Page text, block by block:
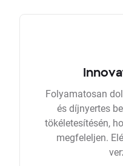
Folyamatosan
és díjnyertes
tökéletesítésén,
megfeleljen.